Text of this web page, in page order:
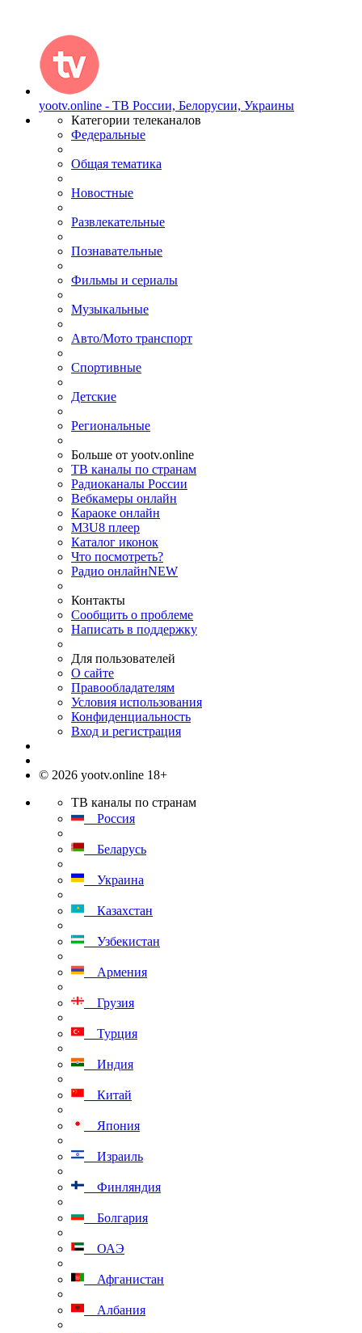
yootv.online - ТВ России, Белорусии, Украины
Категории телеканалов
Федеральные
Общая тематика
Новостные
Развлекательные
Познавательные
Фильмы и сериалы
Музыкальные
Авто/Мото транспорт
Спортивные
Детские
Региональные
Больше от yootv.online
ТВ каналы по странам
Радиоканалы России
Вебкамеры онлайн
Караоке онлайн
M3U8 плеер
Каталог иконок
Что посмотреть?
Радио онлайнNEW
Контакты
Сообщить о проблеме
Написать в поддержку
Для пользователей
О сайте
Правообладателям
Условия использования
Конфиденциальность
Вход и регистрация
© 2026 yootv.online 18+
ТВ каналы по странам
Россия
Беларусь
Украина
Казахстан
Узбекистан
Армения
Грузия
Турция
Индия
Китай
Япония
Израиль
Финляндия
Болгария
ОАЭ
Афганистан
Албания